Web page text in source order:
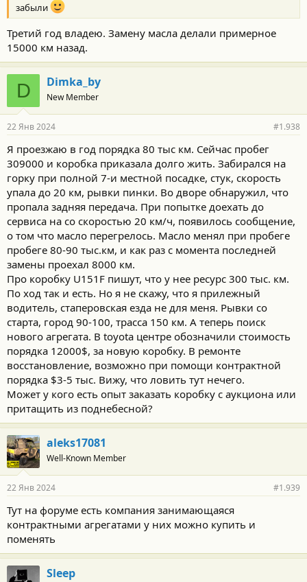
забыли
Третий год владею. Замену масла делали примерное
15000 км назад.
D Dimka_by
New Member
22 Янв 2024 #1.938
Я проезжаю в год порядка 80 тыс км. Сейчас пробег
309000 и коробка приказала долго жить. Забирался на
горку при полной 7-и местной посадке, стук, скорость
упала до 20 км, рывки пинки. Во дворе обнаружил, что
пропала задняя передача. При попытке доехать до
сервиса на со скоростью 20 км/ч, появилось сообщение,
о том что масло перегрелось. Масло менял при пробеге
пробеге 80-90 тыс.км, и как раз с момента последней
замены проехал 8000 км.
Про коробку U151F пишут, что у нее ресурс 300 тыс. км.
По ход так и есть. Но я не скажу, что я прилежный
водитель, стаперовская езда не для меня. Рывки со
старта, город 90-100, трасса 150 км. А теперь поиск
нового агрегата. В toyota центре обозначили стоимость
порядка 12000$, за новую коробку. В ремонте
восстановление, возможно при помощи контрактной
порядка $3-5 тыс. Вижу, что ловить тут нечего.
Может у кого есть опыт заказать коробку с аукциона или
притащить из поднебесной?
aleks17081
Well-Known Member
22 Янв 2024 #1.939
Тут на форуме есть компания занимающаяся
контрактными агрегатами у них можно купить и
поменять
Sleep